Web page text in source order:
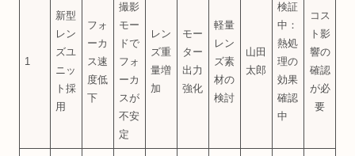
1
新型
レン
ズユ
ニッ
ト採
用
フォ
ーカ
ス速
度低
下
撮影
モー
ドで
フォ
ーカ
スが
不安
定
レン
ズ重
量増
加
モー
ター
出力
強化
軽量
レン
ズ素
材の
検討
山田
太郎
検証
中：
熱処
理の
効果
確認
中
コス
ト影
響の
確認
が必
要